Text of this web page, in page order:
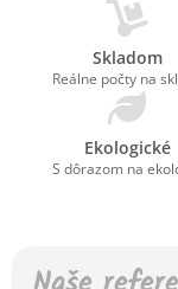
Skladom
Reálne počty na
Ekologické
S dôrazom na